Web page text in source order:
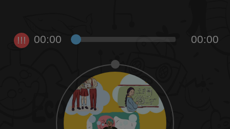
!!! 00:00 00:00